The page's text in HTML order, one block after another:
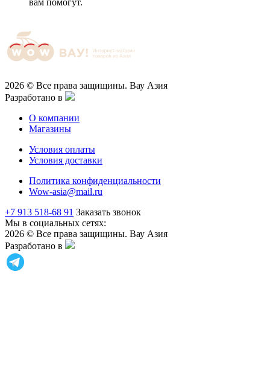
вам помогут.
2026 © Все права защищины. Вау Азия
Разработано в
О компании
Магазины
Условия оплаты
Условия доставки
Политика конфиденциальности
Wow-asia@mail.ru
+7 913 518-68 91 Заказать звонок
Мы в социальных сетях:
2026 © Все права защищины. Вау Азия
Разработано в